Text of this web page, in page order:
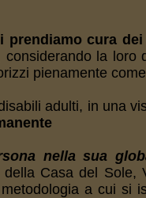
prendiamo cura
considerando la loro
pienamente come
adulti, in una
nella sua
Casa del Sole,
a cui si